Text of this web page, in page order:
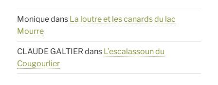
Moniquedans La loutre et les canards du lac
Mourre
CLAUDE GALTIERdans L’escalassoun du
Cougourlier